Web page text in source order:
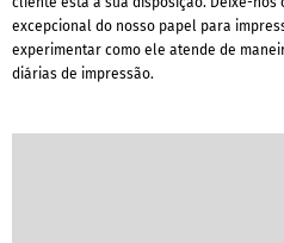
excepcional do nosso papel para
experimentar como ele atende de
diárias de impressão.